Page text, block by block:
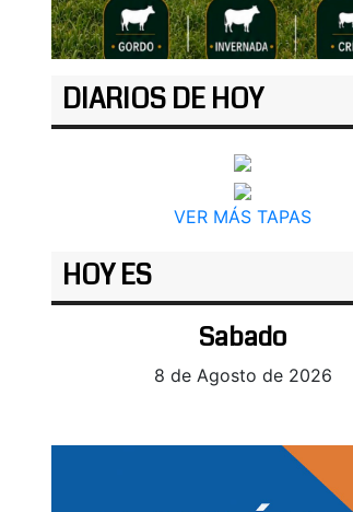
DIARIOS DE HOY
VER MÁS TAPAS
HOY ES
Sabado
8 de Agosto de 2026